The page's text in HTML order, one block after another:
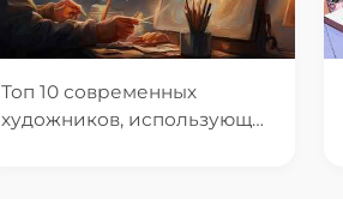
Топ 10 современных
художников, использующих